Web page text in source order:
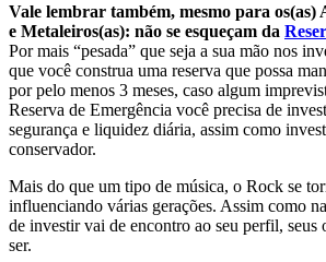
Vale lembrar também, mesmo para os(as)
e Metaleiros(as): não se esqueçam da
Por mais “pesada” que seja a sua mão nos
que você construa uma reserva que possa
por pelo menos 3 meses, caso algum
Reserva de Emergência você precisa de
segurança e liquidez diária, assim como
conservador.
Mais do que um tipo de música, o Rock se
influenciando várias gerações. Assim como
de investir vai de encontro ao seu perfil, seus
ser.